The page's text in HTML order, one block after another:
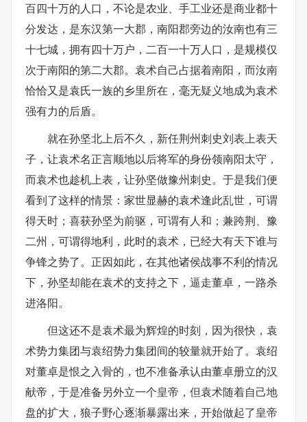
百四十万的人口，不论是农业、手工业还是商业都十
分发达，是东汉第一大郡，南阳郡旁边的汝南也有三
十七城，拥有四十万户，二百一十万人口，是规模仅
次于南阳的第二大郡。袁术自己占据着南阳，而汝南
恰恰又是袁氏一族的乡里所在，毫无疑义地成为袁术
强有力的后盾。
就在孙坚北上后不久，新任荆州刺史刘表上表天
子，让袁术名正言顺地以后将军的身份领南阳太守，
而袁术也趁机上表，让孙坚做豫州刺史。于是我们便
看到了这样的情景：家世显赫的袁术逢此乱世，可谓
得天时；喜获孙坚为前驱，可谓有人和；兼跨荆、豫
二州，可谓得地利，此时的袁术，已经大有天下谁与
争锋之势了。正因如此，在其他诸侯战事不利的情况
下，孙坚却能在袁术的支持之下，逼走董卓，一路杀
进洛阳。
但这还不是袁术最为辉煌的时刻，因为很快，袁
术势力集团与袁绍势力集团间的较量就开始了。袁绍
对董卓是恨之入骨的，也不准备承认由董卓册立的汉
献帝，于是准备另外立一个皇帝，但袁术随着自己地
盘的扩大，狼子野心逐渐暴露出来，开始做起了皇帝